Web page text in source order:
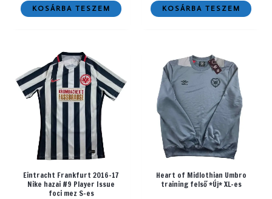
KOSÁRBA TESZEM KOSÁRBA TESZEM
Eintracht Frankfurt 2016-17
Nike hazai #9 Player Issue
foci mez S-es
Heart of Midlothian Umbro
training felső *Új* XL-es